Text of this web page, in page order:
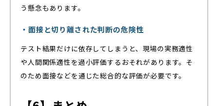
う懸念もあります。
・面接と切り離された判断の危険性
テスト結果だけに依存してしまうと、現場の実務適性
や人間関係適性を過小評価するおそれがあります。そ
のため面接などを通じた総合的な評価が必要です。